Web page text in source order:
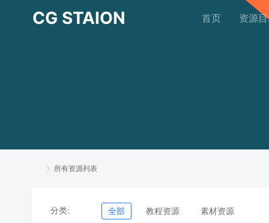
CG STAION 首页 资源
所有资源列表
分类: 全部 教程资源 素材资源